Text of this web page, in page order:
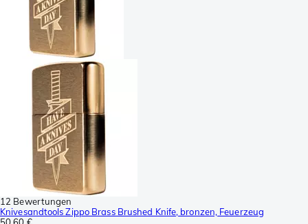
12 Bewertungen
Knivesandtools Zippo Brass Brushed Knife, bronzen, Feuerzeug